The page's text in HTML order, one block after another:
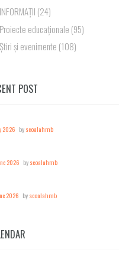
INFORMAȚII (24)
Proiecte educaționale (95)
Știri și evenimente (108)
POST
2026 byscoalahmb
2026 byscoalahmb
2026 byscoalahmb